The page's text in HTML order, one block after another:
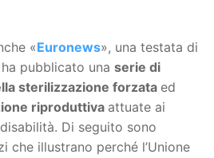
«Euronews», una testata di
pubblicato una serie di
sterilizzazione forzata ed
riproduttiva attuate ai
Di seguito sono
che illustrano perché l’Unione